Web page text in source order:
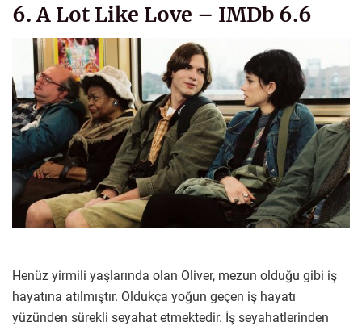
6. A Lot Like Love – IMDb 6.6
Henüz yirmili yaşlarında olan Oliver, mezun olduğu gibi iş
hayatına atılmıştır. Oldukça yoğun geçen iş hayatı
yüzünden sürekli seyahat etmektedir. İş seyahatlerinden